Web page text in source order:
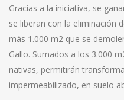
Gracias a la iniciativa, se
se liberan con la eliminación
más 1.000 m2 que se
Gallo. Sumados a los 3.000
nativas, permitirán
impermeabilizado, en suelo